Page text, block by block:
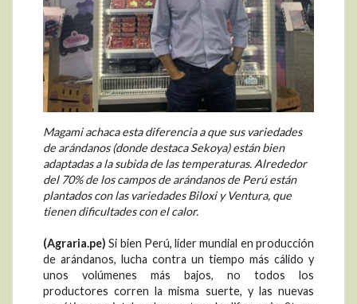
Magami achaca esta diferencia a que sus variedades
de arándanos (donde destaca Sekoya) están bien
adaptadas a la subida de las temperaturas. Alrededor
del 70% de los campos de arándanos de Perú están
plantados con las variedades Biloxi y Ventura, que
tienen dificultades con el calor.
(Agraria.pe) Si bien Perú, líder mundial en producción
de arándanos, lucha contra un tiempo más cálido y
unos volúmenes más bajos, no todos los
productores corren la misma suerte, y las nuevas